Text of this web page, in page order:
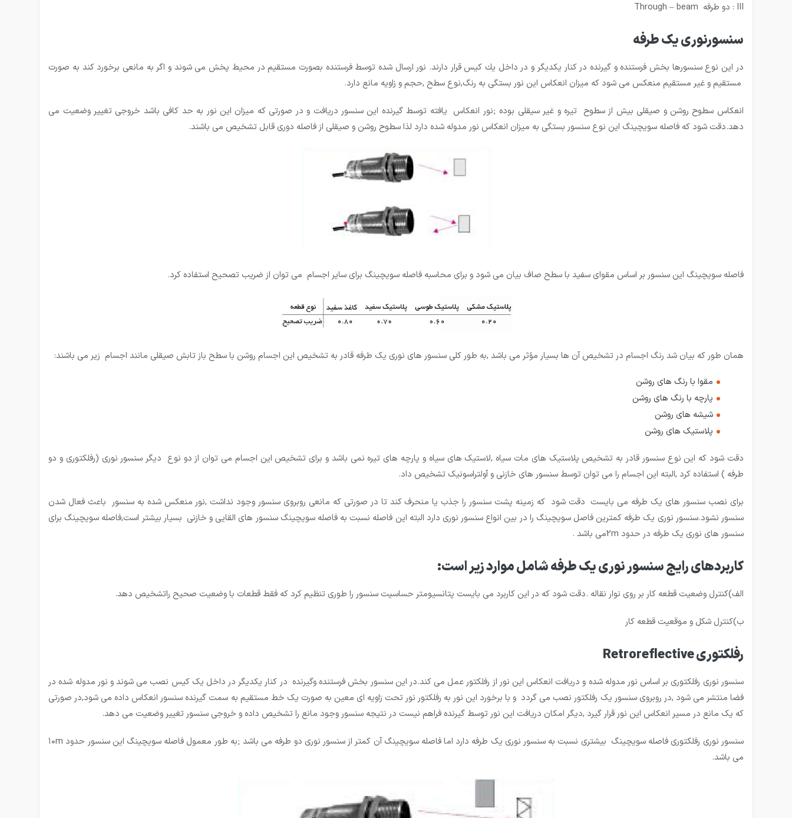
III : دو طرفه Through – beam
سنسورنوری یک طرفه
در این نوع سنسورها بخش فرستنده و گیرنده در كنار یكدیگر و در داخل یك كیس قرار دارند. نور ارسال شده توسط فرستنده بصورت مستقیم در محیط پخش می شوند و اگر به مانعی برخورد كند به صورت
مستقیم و غیر مستقیم منعکس می شود که میزان انعکاس این نور بستگی به رنگ,نوع سطح ,حجم و زاویه مانع دارد.
انعکاس سطوح روشن و صیقلی بیش از سطوح تیره و غیر سیقلی بوده ;نور انعکاس یافته توسط گیرنده این سنسور دریافت و در صورتی که میزان این نور به حد کافی باشد خروجی تغییر وضعیت می
دهد.دقت شود که فاصله سویچینگ این نوع سنسور بستگی به میزان انعکاس نور مدوله شده دارد لذا سطوح روشن و صیقلی از فاصله دوری قابل تشخیص می باشند.
فاصله سویچینگ این سنسور بر اساس مقوای سفید با سطح صاف بیان می شود و برای محاسبه فاصله سویچینگ برای سایر اجسام می توان از ضریب تصحیح استفاده کرد.
همان طور که بیان شد رنگ اجسام در تشخیص آن ها بسیار مؤثر می باشد ,به طور کلی سنسور های نوری یک طرفه قادر به تشخیص این اجسام روشن با سطح باز تابش صیقلی مانند اجسام زیر می باشند:
مقوا با رنگ های روشن
پارچه با رنگ های روشن
شیشه های روشن
پلاستیک های روشن
دقت شود که این نوع سنسور قادر به تشخیص پلاستیک های مات سیاه ,لاستیک های سیاه و پارچه های تیره نمی باشد و برای تشخیص این اجسام می توان از دو نوع دیگر سنسور نوری (رفلکتوری و دو
طرفه ) استفاده کرد ,البته این اجسام را می توان توسط سنسور های خازنی و آولتراسونیک تشخیص داد.
برای نصب سنسور های یک طرفه می بایست دقت شود که زمینه پشت سنسور را جذب یا منحرف کند تا در صورتی که مانعی روبروی سنسور وجود نداشت ,نور منعکس شده به سنسور باعث فعال شدن
سنسور نشود.سنسور نوری یک طرفه کمترین فاصل سویچینگ را در بین انواع سنسور نوری دارد البته این فاصله نسبت به فاصله سویچینگ سنسور های القایی و خازنی بسیار بیشتر است,فاصله سویچینگ برای
سنسور های نوری یک طرفه در حدود 2mمی باشد .
کاربردهای رایج سنسور نوری یک طرفه شامل موارد زیر است:
الف)کنترل وضعیت قطعه کار بر روی نوار نقاله .دقت شود که در این کاربرد می بایست پتانسیومتر حساسیت سنسور را طوری تنظیم کرد که فقط قطعات با وضعیت صحیح راتشخیص دهد.
ب)کنترل شکل و موقعیت قطعه کار
رفلكتوری Retroreflective
سنسور نوری رفلکتوری بر اساس نور مدوله شده و دریافت انعکاس این نور از رفلکتور عمل می کند.در این سنسور بخش فرستنده وگیرنده در کنار یکدیگر در داخل یک کیس نصب می شوند و نور مدوله شده در
فضا منتشر می شود ,در روبروی سنسور یک رفلکتور نصب می گردد و با برخورد این نور به رفلکتور نور تحت زاویه ای معین به صورت یک خط مستقیم به سمت گیرنده سنسور انعکاس داده می شود,در صورتی
که یک مانع در مسیر انعکاس این نور قرار گیرد ,دیگر امکان دریافت این نور توسط گیرنده فراهم نیست در نتیجه سنسور وجود مانع را تشخیص داده و خروجی سنسور تغییر وضعیت می دهد.
سنسور نوری رفلکتوری فاصله سویچینگ بیشتری نسبت به سنسور نوری یک طرفه دارد اما فاصله سویچینگ آن کمتر از سنسور نوری دو طرفه می باشد ;به طور معمول فاصله سویچینگ این سنسور حدود ۱۰m
می باشد.